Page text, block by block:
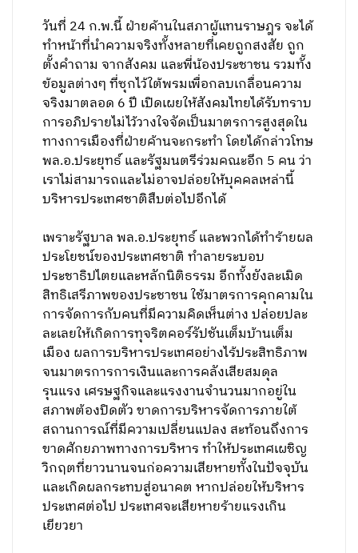
วันที่ 24 ก.พ.นี้ ฝ่ายค้านในสภาผู้แทนราษฎร จะได้
ทำหน้าที่นำความจริงทั้งหลายที่เคยถูกสงสัย ถูก
ตั้งคำถาม จากสังคม และพี่น้องประชาชน รวมทั้ง
ข้อมูลต่างๆ ที่ซุกไว้ใต้พรมเพื่อกลบเกลื่อนความ
จริงมาตลอด 6 ปี เปิดเผยให้สังคมไทยได้รับทราบ
การอภิปรายไม่ไว้วางใจจัดเป็นมาตรการสูงสุดใน
ทางการเมืองที่ฝ่ายค้านจะกระทำ โดยได้กล่าวโทษ
พล.อ.ประยุทธ์ และรัฐมนตรีร่วมคณะอีก 5 คน ว่า
เราไม่สามารถและไม่อาจปล่อยให้บุคคลเหล่านี้
บริหารประเทศชาติสืบต่อไปอีกได้
เพราะรัฐบาล พล.อ.ประยุทธ์ และพวกได้ทำร้ายผล
ประโยชน์ของประเทศชาติ ทำลายระบอบ
ประชาธิปไตยและหลักนิติธรรม อีกทั้งยังละเมิด
สิทธิเสรีภาพของประชาชน ใช้มาตรการคุกคามใน
การจัดการกับคนที่มีความคิดเห็นต่าง ปล่อยปละ
ละเลยให้เกิดการทุจริตคอร์รัปชันเต็มบ้านเต็ม
เมือง ผลการบริหารประเทศอย่างไร้ประสิทธิภาพ
จนมาตรการการเงินและการคลังเสียสมดุล
รุนแรง เศรษฐกิจและแรงงานจำนวนมากอยู่ใน
สภาพต้องปิดตัว ขาดการบริหารจัดการภายใต้
สถานการณ์ที่มีความเปลี่ยนแปลง สะท้อนถึงการ
ขาดศักยภาพทางการบริหาร ทำให้ประเทศเผชิญ
วิกฤตที่ยาวนานจนก่อความเสียหายทั้งในปัจจุบัน
และเกิดผลกระทบสู่อนาคต หากปล่อยให้บริหาร
ประเทศต่อไป ประเทศจะเสียหายร้ายแรงเกิน
เยียวยา